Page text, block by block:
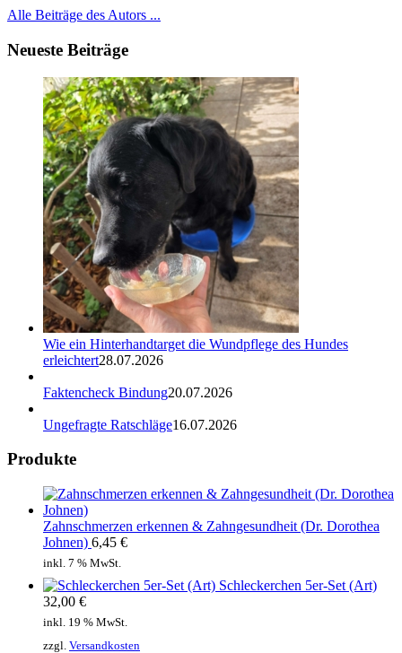
Alle Beiträge des Autors ...
Neueste Beiträge
Wie ein Hinterhandtarget die Wundpflege des Hundes
erleichtert28.07.2026
Faktencheck Bindung20.07.2026
Ungefragte Ratschläge16.07.2026
Produkte
Zahnschmerzen erkennen & Zahngesundheit (Dr. Dorothea
Johnen) 6,45 €
inkl. 7 % MwSt.
Schleckerchen 5er-Set (Art)
32,00 €
inkl. 19 % MwSt.
zzgl. Versandkosten